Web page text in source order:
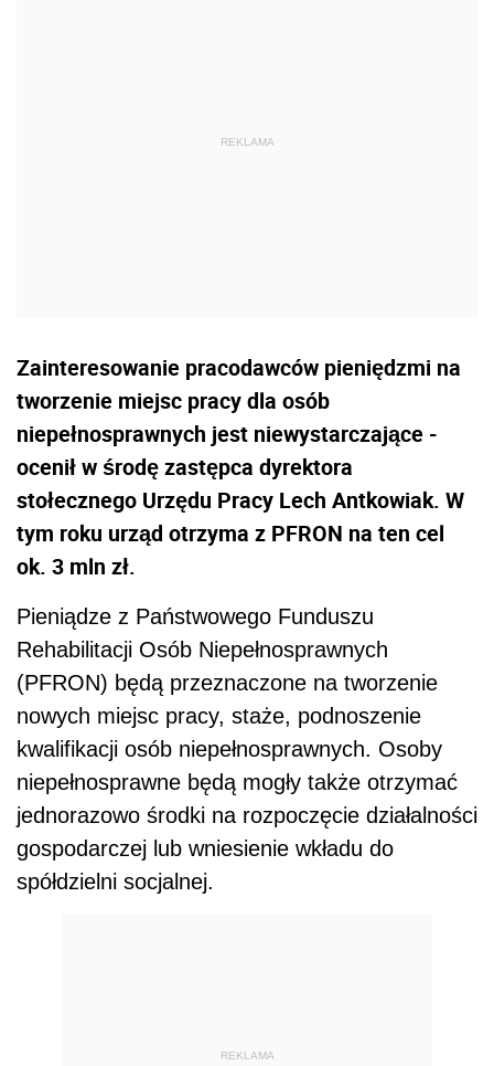
Zainteresowanie pracodawców pieniędzmi na
tworzenie miejsc pracy dla osób
niepełnosprawnych jest niewystarczające -
ocenił w środę zastępca dyrektora
stołecznego Urzędu Pracy Lech Antkowiak. W
tym roku urząd otrzyma z PFRON na ten cel
ok. 3 mln zł.
Pieniądze z Państwowego Funduszu
Rehabilitacji Osób Niepełnosprawnych
(PFRON) będą przeznaczone na tworzenie
nowych miejsc pracy, staże, podnoszenie
kwalifikacji osób niepełnosprawnych. Osoby
niepełnosprawne będą mogły także otrzymać
jednorazowo środki na rozpoczęcie działalności
gospodarczej lub wniesienie wkładu do
spółdzielni socjalnej.
REKLAMA